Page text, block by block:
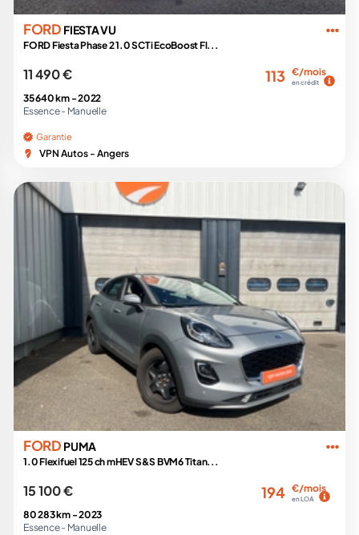
FORD FIESTA VU
FORD Fiesta Phase 2 1.0 SCTi EcoBoost Fl...
11 490 € 113 €/mois
en crédit
35 640 km -2022
Essence - Manuelle
Garantie
VPN Autos - Angers
FORD PUMA
1.0 Flexifuel 125 ch mHEV S&S BVM6 Titan...
15 100 € 194 €/mois
en LOA
80 283 km -2023
Essence - Manuelle